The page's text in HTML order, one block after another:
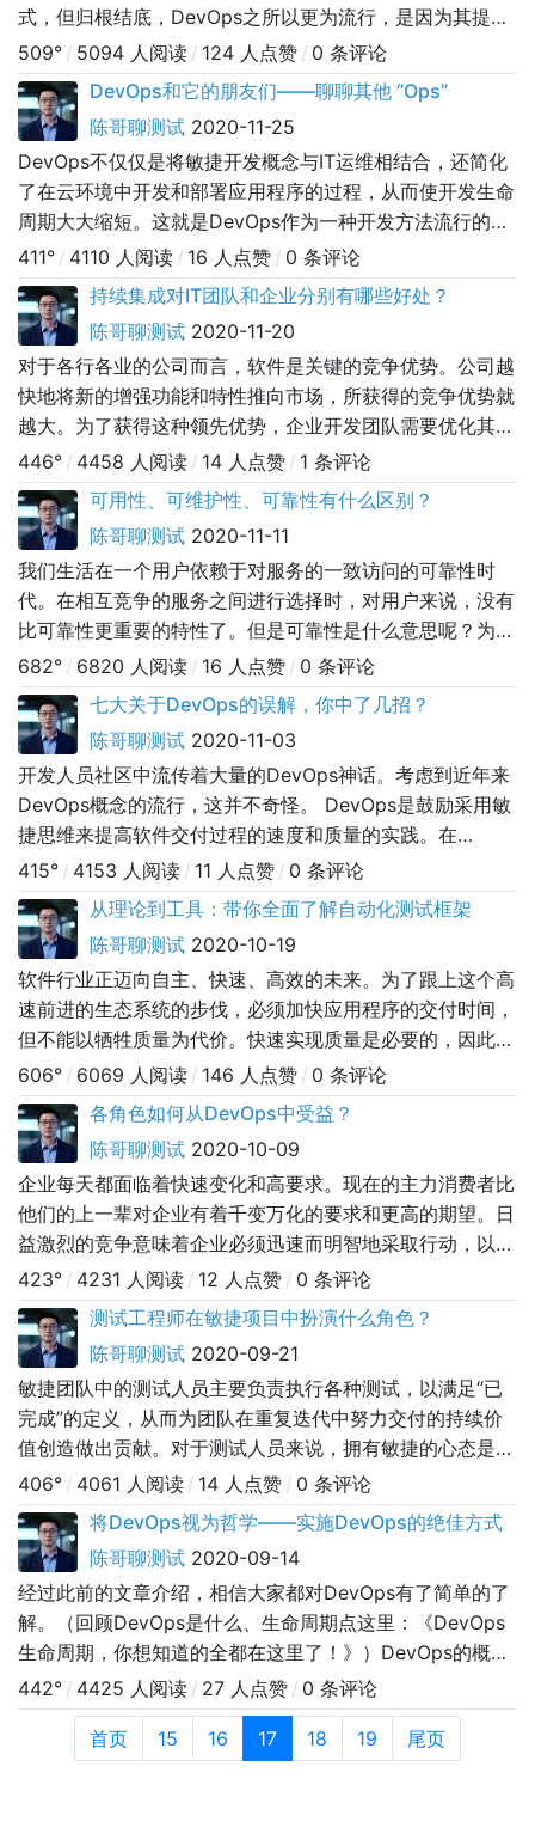
式，但归根结底，DevOps之所以更为流行，是因为其提供
了改进工作流程的最全面的方法，因而被广泛应用。
DevOpsvs.ITOps接下来，我们将更仔细地了解一下
ITOps。许多开发人员将ITOps视为DevOps更传统的版
本，但实际上它不止于此。ITOps在许多
509° / 5094 人阅读 / 124 人点赞 / 0 条评论
DevOps和它的朋友们——聊聊其他 “Ops”
陈哥聊测试 2020-11-25
DevOps不仅仅是将敏捷开发概念与IT运维相结合，还简化
了在云环境中开发和部署应用程序的过程，从而使开发生命
周期大大缩短。这就是DevOps作为一种开发方法流行的原
因。即使在今天，DevOps仍然是大多数优化管道的核心。
持续交付变成了规范，而不是要实现的目标。应用的开发是
迭代的，新的更新被推送到云端，用zerodown代替部分或
整个环境。因为有了DevOps，即使是大型的多部分更新也
更加易
411° / 4110 人阅读 / 16 人点赞 / 0 条评论
持续集成对IT团队和企业分别有哪些好处？
陈哥聊测试 2020-11-20
对于各行各业的公司而言，软件是关键的竞争优势。公司越
快地将新的增强功能和特性推向市场，所获得的竞争优势就
越大。为了获得这种领先优势，企业开发团队需要优化其工
作流程以提高效率、质量和可靠性。因此，开发团队采用持
续集成（CI）来加速和自动化软件交付生命周期。CI是持续
交付（CD）不可或缺的DevOps流程，它将代码提交到源
代码管理中，并自动“持续”执行构建。持续集成代码以使IT
团队及其业务同行都
446° / 4458 人阅读 / 14 人点赞 / 1 条评论
可用性、可维护性、可靠性有什么区别？
陈哥聊测试 2020-11-11
我们生活在一个用户依赖于对服务的一致访问的可靠性时
代。在相互竞争的服务之间进行选择时，对用户来说，没有
比可靠性更重要的特性了。但是可靠性是什么意思呢？为了
回答这个问题，我们将根据可靠性工程中的其他度量来分解
可靠性：可用性和可维护性。区分这些术语并不是语义问
题。了解这些差异可以帮助您更好地将开发工作的优先级放
在客户的满意度上。可用性可用性是可靠性最简单的组成部
分。此度量描述服务运行的时间
682° / 6820 人阅读 / 16 人点赞 / 0 条评论
七大关于DevOps的误解，你中了几招？
陈哥聊测试 2020-11-03
开发人员社区中流传着大量的DevOps神话。考虑到近年来
DevOps概念的流行，这并不奇怪。 DevOps是鼓励采用敏
捷思维来提高软件交付过程的速度和质量的实践。在
DevOps中，开发团队与运维团队的相互合作，贯穿整个软
件生命周期，二者对自己的具体任务负责但并不真正在一起
工作。 如果实施得当，DevOps方法可以为组织带来显著的
积极影响。它可以降低成本，提高效率，并使开发团队的工
作更加精简
415° / 4153 人阅读 / 11 人点赞 / 0 条评论
从理论到工具：带你全面了解自动化测试框架
陈哥聊测试 2020-10-19
软件行业正迈向自主、快速、高效的未来。为了跟上这个高
速前进的生态系统的步伐，必须加快应用程序的交付时间，
但不能以牺牲质量为代价。快速实现质量是必要的，因此质
量保证得到了很多关注。为了满足卓越的质量和更快的上市
时间的需求，自动化测试将被优先考虑。对于微型、小型和
中型企业(SMEs)来说，自动化自身的测试过程是非常必要
的，而最关键的方面是选择正确的自动化测试框架。什么是
自动化测试框架？自动化测
606° / 6069 人阅读 / 146 人点赞 / 0 条评论
各角色如何从DevOps中受益？
陈哥聊测试 2020-10-09
企业每天都面临着快速变化和高要求。现在的主力消费者比
他们的上一辈对企业有着千变万化的要求和更高的期望。日
益激烈的竞争意味着企业必须迅速而明智地采取行动，以保
住自己的市场份额。企业不断与竞争对手竞争，努力为客户
提供最好的产品。许多困难的根本原因是缺乏沟通，对于许
多公司来说，DevOps是解除困境的方法。根据
RightScale2016年对1060名IT专业人士进行的云端状态调
查，81%的大企
423° / 4231 人阅读 / 12 人点赞 / 0 条评论
测试工程师在敏捷项目中扮演什么角色？
陈哥聊测试 2020-09-21
敏捷团队中的测试人员主要负责执行各种测试，以满足“已
完成”的定义，从而为团队在重复迭代中努力交付的持续价
值创造做出贡献。对于测试人员来说，拥有敏捷的心态是至
关重要的，如果没有敏捷的思维方式，他们可能就不能果断
地计划、划分优先级并执行他们的任务，因此会无意中影响
团队满足迭代目标的能力。敏捷的思维方式是测试人员展示
正确行为的先决条件，这些行为能够加速整个团队的性能。
为了在敏捷项目中取得成功，测试人
406° / 4061 人阅读 / 14 人点赞 / 0 条评论
将DevOps视为哲学——实施DevOps的绝佳方式
陈哥聊测试 2020-09-14
经过此前的文章介绍，相信大家都对DevOps有了简单的了
解。（回顾DevOps是什么、生命周期点这里：《DevOps
生命周期，你想知道的全都在这里了！》）DevOps的概念
和工具在近些年呈现如火如荼的趋势，且根据预测将持续增
长。但DevOps并非一朝一夕就能实现，而是需要在循序渐
进的使用中愈发熟练、完善。您可能已经注意到，人们决心
442° / 4425 人阅读 / 27 人点赞 / 0 条评论
首页 15 16 17 18 19 尾页